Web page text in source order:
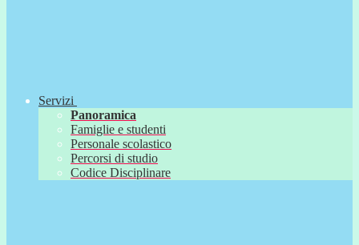
Servizi
Panoramica
Famiglie e studenti
Personale scolastico
Percorsi di studio
Codice Disciplinare